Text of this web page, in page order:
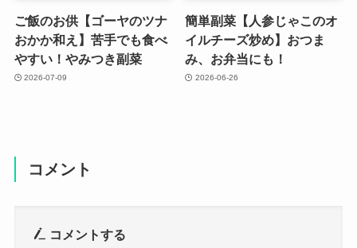
ご飯のお供【ゴーヤのツナ
おかか和え】苦手でも食べ
やすい！やみつき副菜
2026-07-09
簡単副菜【人参じゃこのオ
イルチーズ炒め】おつま
み、お弁当にも！
2026-06-26
コメント
コメントする